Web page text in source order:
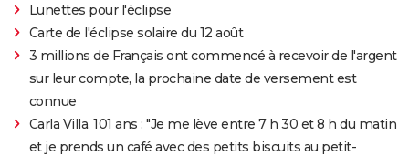
Lunettes pour l'éclipse
Carte de l'éclipse solaire du 12 août
3 millions de Français ont commencé à recevoir de l'argent
sur leur compte, la prochaine date de versement est
connue
Carla Villa, 101 ans : "Je me lève entre 7 h 30 et 8 h du matin
et je prends un café avec des petits biscuits au petit-